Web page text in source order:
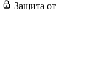
Защита от